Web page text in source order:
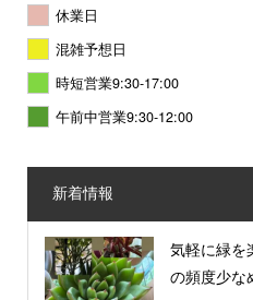
休業日
混雑予想日
時短営業9:30-17:00
午前中営業9:30-12:00
新着情報
気軽に緑を
の頻度少な